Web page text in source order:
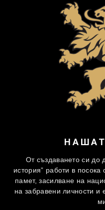
От създаването си до
история” работи в
памет, засилване на
на забравени личности и